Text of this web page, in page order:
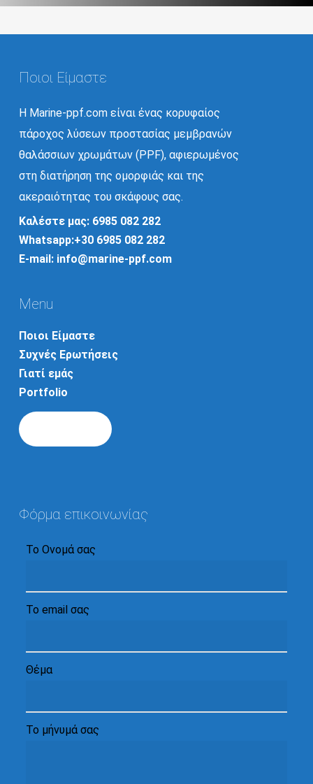
Ποιοι Είμαστε
Η Marine-ppf.com είναι ένας κορυφαίος
πάροχος λύσεων προστασίας μεμβρανών
θαλάσσιων χρωμάτων (PPF), αφιερωμένος
στη διατήρηση της ομορφιάς και της
ακεραιότητας του σκάφους σας.
Καλέστε μας: 6985 082 282
Whatsapp:+30 6985 082 282
E-mail: info@marine-ppf.com
Menu
Ποιοι Είμαστε
Συχνές Ερωτήσεις
Γιατί εμάς
Portfolio
Φόρμα επικοινωνίας
Το Ονομά σας
Το email σας
Θέμα
Το μήνυμά σας